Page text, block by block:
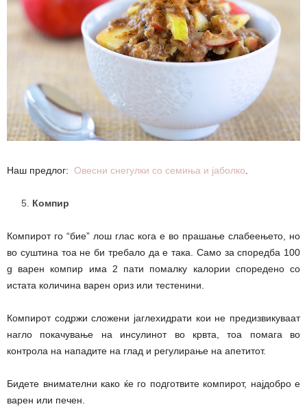
Наш предлог: Овесни снегулки со семиња и јаболко
Компир
Компирот го “бие” лош глас кога е во прашање слабеењето, но
во суштина тоа не би требало да е така. Само за споредба 100
g варен компир има 2 пати помалку калории споредено со
истата количина варен ориз или тестенини.
Компирот содржи сложени јаглехидрати кои не предизвикуваат
нагло покачување на инсулинот во крвта, тоа помага во
контрола на нападите на глад и регулирање на апетитот.
Бидете внимателни како ќе го подготвите компирот, најдобро е
варен или печен.